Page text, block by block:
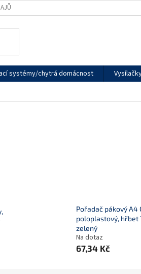
systémy/chytrá domácnost
Pořadač pákový A4
poloplastový, hřbet
zelený
Na dotaz
67,34 Kč